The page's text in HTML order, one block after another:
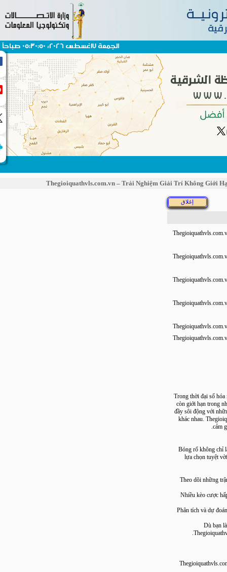
الجمعة 7اغسطس 2026، 05:30:50 صباحاً
Thegioiquathvls.com.vn – Trải Nghiệm Giải Trí Không
Trong thời đại số
còn giới hạn
đầy sôi động với
khác nhau.
Bóng rổ không
lựa chọn
Theo dõi
Nhiều kèo
Phân tích và dự
Dù